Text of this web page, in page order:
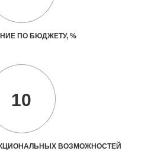
ПО БЮДЖЕТУ, %
10
ВОЗМОЖНОСТЕЙ